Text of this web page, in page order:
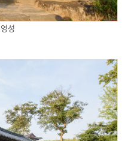
성